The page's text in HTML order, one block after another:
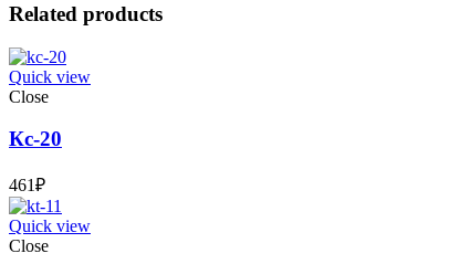
Related products
Quick view
Close
Кс-20
461₽
Quick view
Close